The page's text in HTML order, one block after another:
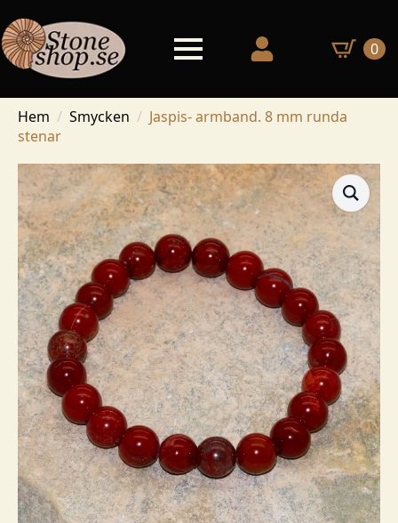
0
Hem Smycken
Jaspis- armband. 8 mm runda
stenar